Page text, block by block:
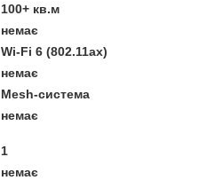
100+ кв.м
немає
Wi-Fi 6 (802.11ax)
немає
Mesh-система
немає
1
немає